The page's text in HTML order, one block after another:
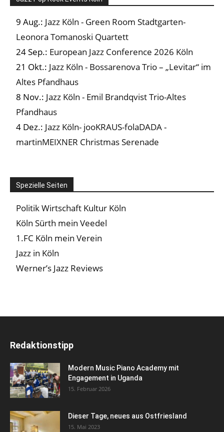
9 Aug.: Jazz Köln - Green Room Stadtgarten-
Leonora Tomanoski Quartett
24 Sep.: European Jazz Conference 2026 Köln
21 Okt.: Jazz Köln - Bossarenova Trio – „Levitar“ im
Altes Pfandhaus
8 Nov.: Jazz Köln - Emil Brandqvist Trio-Altes
Pfandhaus
4 Dez.: Jazz Köln- jooKRAUS-folaDADA -
martinMEIXNER Christmas Serenade
Spezielle Seiten
Politik Wirtschaft Kultur Köln
Köln Sürth mein Veedel
1.FC Köln mein Verein
Jazz in Köln
Werner’s Jazz Reviews
Redaktionstipp
Modern Music Piano Academy mit
Engagement in Uganda
15. Februar 2026
Dieser Tage, neues aus Ostfriesland
15. Mai 2023